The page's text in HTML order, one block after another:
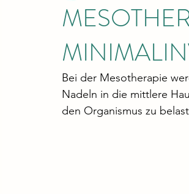
Bei der Mesotherapie
Nadeln in die mittlere
den Organismus zu